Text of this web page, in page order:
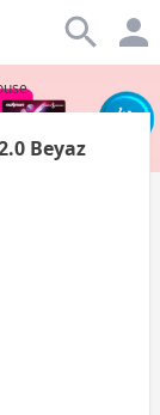
Beyaz